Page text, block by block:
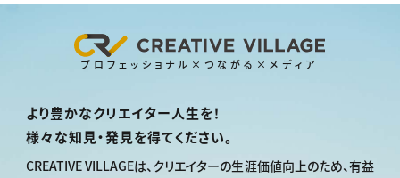
プロフェッショナル×つながる×メディア
より豊かなクリエイター人生を！
様々な知見・発見を得てください。
CREATIVE VILLAGEは、クリエイターの生涯価値向上のため、有益